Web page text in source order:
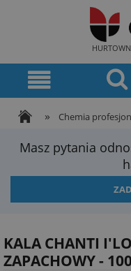
» Chemia
Masz pytania
KALA CHANTI
ZAPACHOWY -